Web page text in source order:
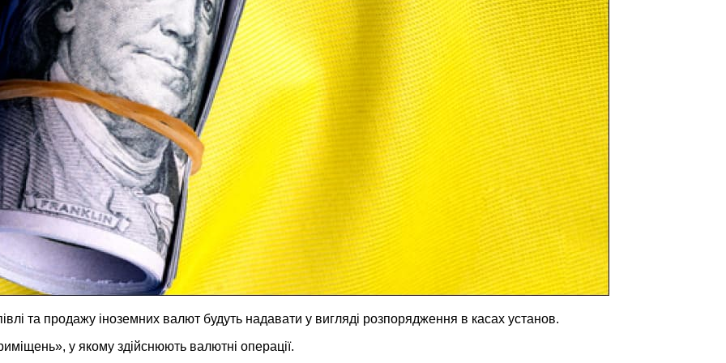
та продажу іноземних валют будуть надавати у вигляді розпорядження в касах установ.
у якому здійснюють валютні операції.